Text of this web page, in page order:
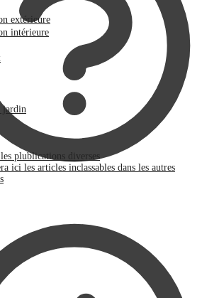
extérieure
intérieure
jardin
plublications diverses
ici les articles inclassables dans les autres